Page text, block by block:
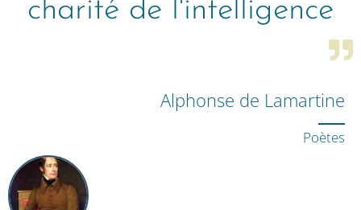
charité de l'intelligence
Alphonse de Lamartine
Poètes